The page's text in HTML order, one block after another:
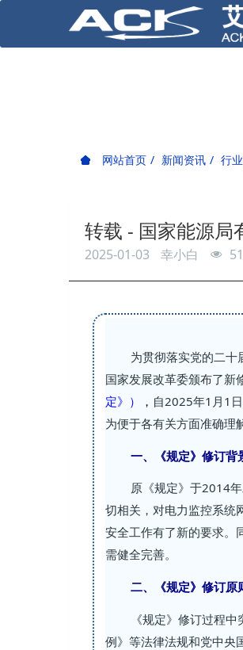
网站首页 新闻资讯 行
转载 - 国家能源局
2025-01-03 幸小白 51
为贯彻落实党的二十
国家发展改革委颁布了新
定》）
， 自2025年1月1
为便于各有关方面准确理
一、《规定》修订背
原《规定》于2014
切相关，对电力监控系统
安全工作有了新的要求。
需健全完善。
二、《规定》修订原
《规定》修订过程
例》等法律法规和党中央